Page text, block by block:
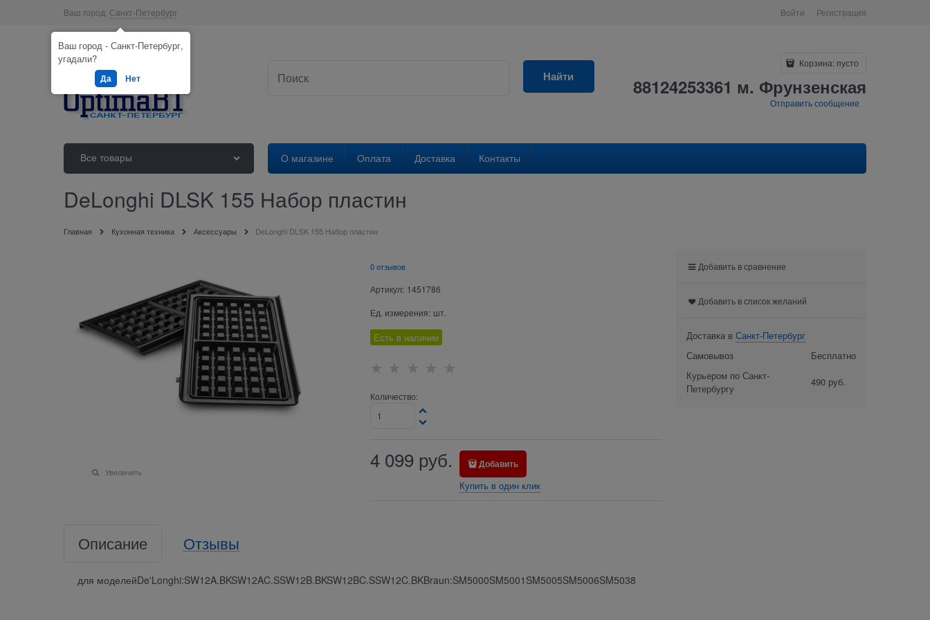
Ваш город: Санкт-Петербург Войти Регистрация
Найти
Корзина: пусто
88124253361 м. Фрунзенская
Отправить сообщение
Все товары О магазине Оплата Доставка Контакты
DeLonghi DLSK 155 Набор пластин
Главная Кухонная техника Аксессуары DeLonghi DLSK 155 Набор пластин
Увеличить
0 отзывов
Артикул: 1451786
Ед. измерения: шт.
Есть в наличии
Количество:
4 099 руб. Добавить
Купить в один клик
Описание Отзывы
для моделейDe'Longhi:SW12A.BKSW12AC.SSW12B.BKSW12BC.SSW12C.BKBraun:SM5000SM5001SM5005SM5006SM5038
Добавить в сравнение
Добавить в список желаний
Доставка в Санкт-Петербург
Самовывоз
Бесплатно
Курьером по Санкт-
Петербургу
490 руб.
Ваш город - Санкт-Петербург,
угадали?
Да Нет